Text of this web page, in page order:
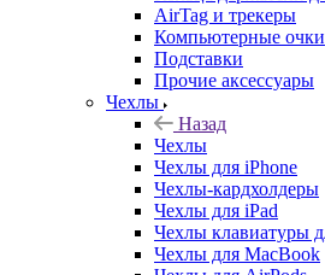
AirTag и трекеры
Компьютерные очки
Подставки
Прочие аксессуары
Чехлы
Назад
Чехлы
Чехлы для iPhone
Чехлы-кардхолдеры
Чехлы для iPad
Чехлы клавиатуры
Чехлы для MacBook